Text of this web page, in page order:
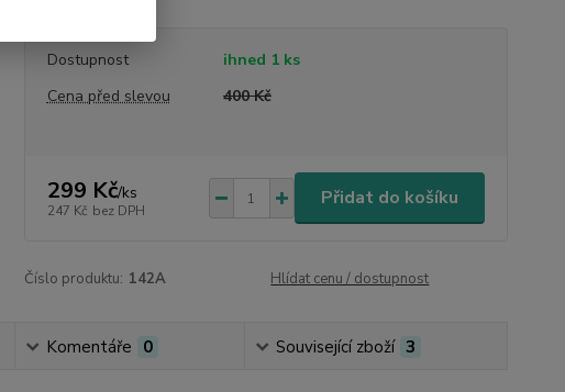
Dostupnost
ihned 1 ks
Cena před slevou
400 Kč
299 Kč/ks
247 Kč bez DPH
Přidat do košíku
Číslo produktu: 142A Hlídat cenu / dostupnost
Komentáře 0 Související zboží 3